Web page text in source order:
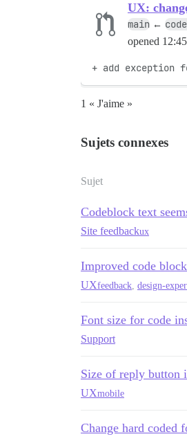
UX:
main ←
opened
+ add
1 « J'aime »
Sujets connexes
Sujet
Codeblock text
Site feedbackux
Improved code
UXfeedback design-
Font size for code
Support
Size of reply button
UXmobile
Change hard coded